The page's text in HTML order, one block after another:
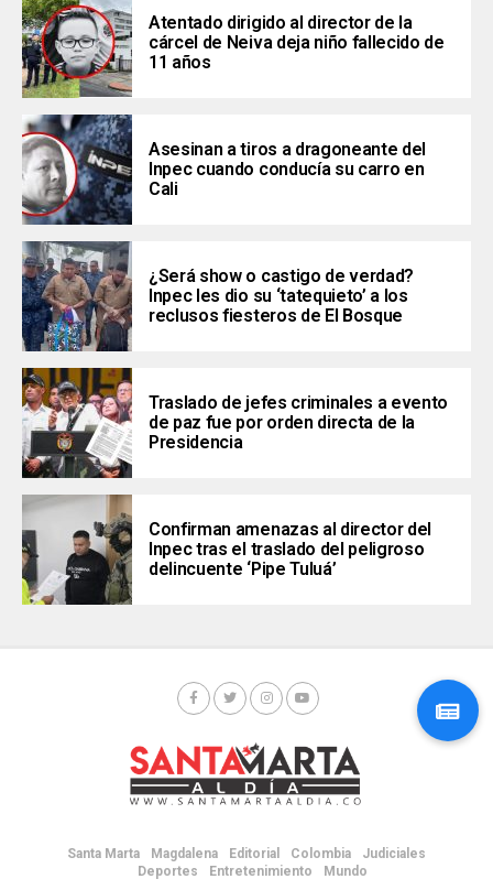
Atentado dirigido al director de la
cárcel de Neiva deja niño fallecido de
11 años
Asesinan a tiros a dragoneante del
Inpec cuando conducía su carro en
Cali
¿Será show o castigo de verdad?
Inpec les dio su ‘tatequieto’ a los
reclusos fiesteros de El Bosque
Traslado de jefes criminales a evento
de paz fue por orden directa de la
Presidencia
Confirman amenazas al director del
Inpec tras el traslado del peligroso
delincuente ‘Pipe Tuluá’
Santa Marta Magdalena Editorial Colombia
Judiciales
Deportes
Entretenimiento Mundo